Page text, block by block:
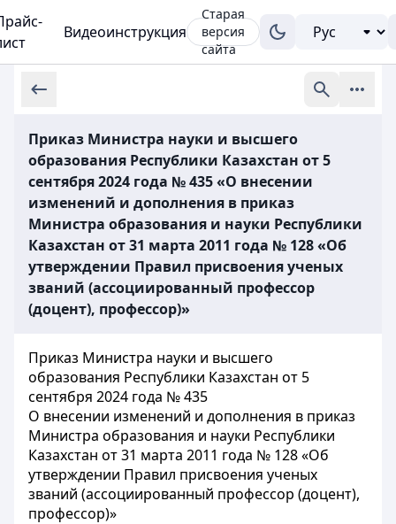
Видеоинструкция
Старая
версия
сайта
Приказ Министра науки и высшего
образования Республики Казахстан от 5
сентября 2024 года № 435 «О внесении
изменений и дополнения в приказ
Министра образования и науки Республики
Казахстан от 31 марта 2011 года № 128 «Об
утверждении Правил присвоения ученых
званий (ассоциированный профессор
(доцент), профессор)»
Приказ Министра науки и высшего
образования Республики Казахстан от 5
сентября 2024 года № 435
О внесении изменений и дополнения в приказ
Министра образования и науки Республики
Казахстан от 31 марта 2011 года № 128 «Об
утверждении Правил присвоения ученых
званий (ассоциированный профессор (доцент),
профессор)»